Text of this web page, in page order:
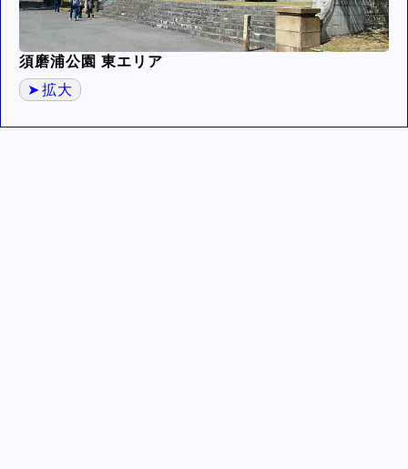
須磨浦公園 東エリア
拡大